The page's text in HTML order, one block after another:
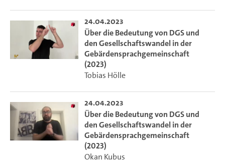
24.04.2023
Über die Bedeutung von DGS und
den Gesellschaftswandel in der
Gebärdensprachgemeinschaft
(2023)
Tobias Hölle
24.04.2023
Über die Bedeutung von DGS und
den Gesellschaftswandel in der
Gebärdensprachgemeinschaft
(2023)
Okan Kubus